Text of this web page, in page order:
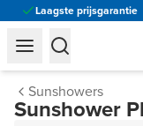
Laagste prijsgarantie
Sunshowers
Sunshower